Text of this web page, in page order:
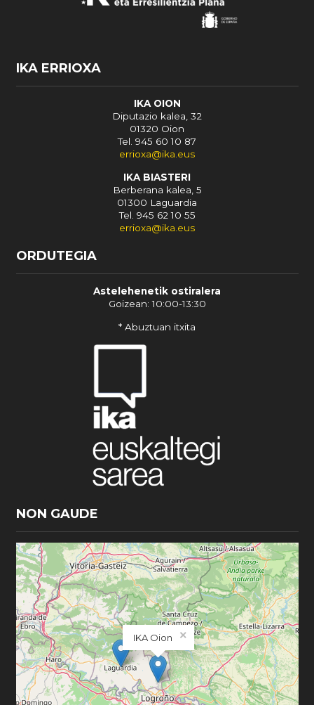
IKA ERRIOXA
IKA OION
Diputazio kalea, 32
01320 Oion
Tel. 945 60 10 87
errioxa@ika.eus
IKA BIASTERI
Berberana kalea, 5
01300 Laguardia
Tel. 945 62 10 55
errioxa@ika.eus
ORDUTEGIA
Astelehenetik ostiralera
Goizean: 10:00-13:30
* Abuztuan itxita
NON GAUDE
IKA Oion ×